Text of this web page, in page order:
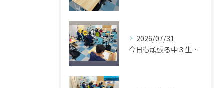
2026/07/31
今日も頑張る中３生たち🌈